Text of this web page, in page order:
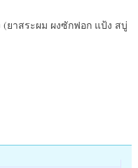
(ยาสระผม ผงซักฟอก แป้ง สบู่